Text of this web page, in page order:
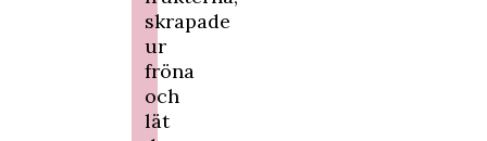
skrapade
ur
fröna
och
lät